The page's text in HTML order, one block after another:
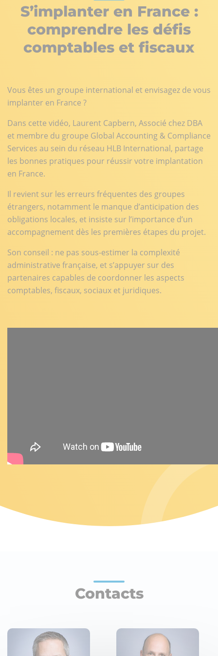
S’implanter en France :
comprendre les défis
comptables et fiscaux
Vous êtes un groupe international et envisagez de vous
implanter en France ?
Dans cette vidéo, Laurent Capbern, Associé chez DBA
et membre du groupe Global Accounting & Compliance
Services au sein du réseau HLB International, partage
les bonnes pratiques pour réussir votre implantation
en France.
Il revient sur les erreurs fréquentes des groupes
étrangers, notamment le manque d’anticipation des
obligations locales, et insiste sur l’importance d’un
accompagnement dès les premières étapes du projet.
Son conseil : ne pas sous-estimer la complexité
administrative française, et s’appuyer sur des
partenaires capables de coordonner les aspects
comptables, fiscaux, sociaux et juridiques.
Contacts